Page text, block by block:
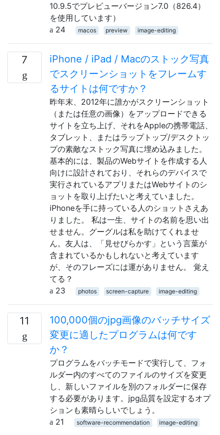
10.9.5でプレビューバージョン7.0（826.4）
を使用しています）
24
macos preview image-editing
7
iPhone / iPad / Macのストック写真
でスクリーンショットをフレームす
るサイトは何ですか？
昨年末、2012年に誰かがスクリーンショット
（または任意の画像）をアップロードできる
サイトを立ち上げ、それをAppleの携帯電話、
タブレット、またはラップトップ/デスクトッ
プの素敵なストック写真に埋め込みました。
基本的には、製品のWebサイトを作成する人
向けに設計されており、それらのデバイスで
実行されているアプリまたはWebサイトのシ
ョットを取り上げたいと考えていました。
iPhoneを手に持っている人のショットさえあ
りました。 私は一生、サイトの名前を思い出
せません。グーグルは私を助けてくれませ
ん。友人は、「見せびらかす」という言葉が
含まれているかもしれないと考えています
が、そのフレーズには運がありません。 覚え
てる？
23
photos screen-capture image-editing
11
100,000個のjpg画像のバッチサイズ
変更に適したプログラムは何です
か？
プログラムをバッチモードで実行して、フォ
ルダー内のすべてのファイルのサイズを変更
し、新しいファイルを別のフォルダーに保存
する必要があります。jpg品質を設定するオプ
ションも素晴らしいでしょう。
21
software-recommendation image-editing